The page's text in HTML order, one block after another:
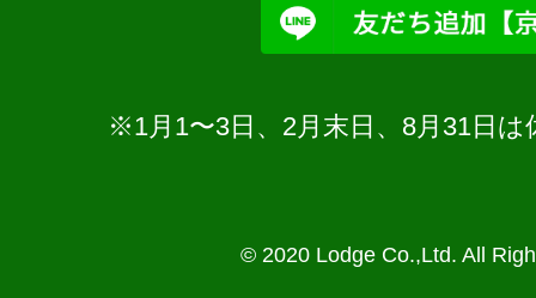
※1月1〜3日、2月末日、8月31日
© 2020 Lodge Co.,Ltd. All